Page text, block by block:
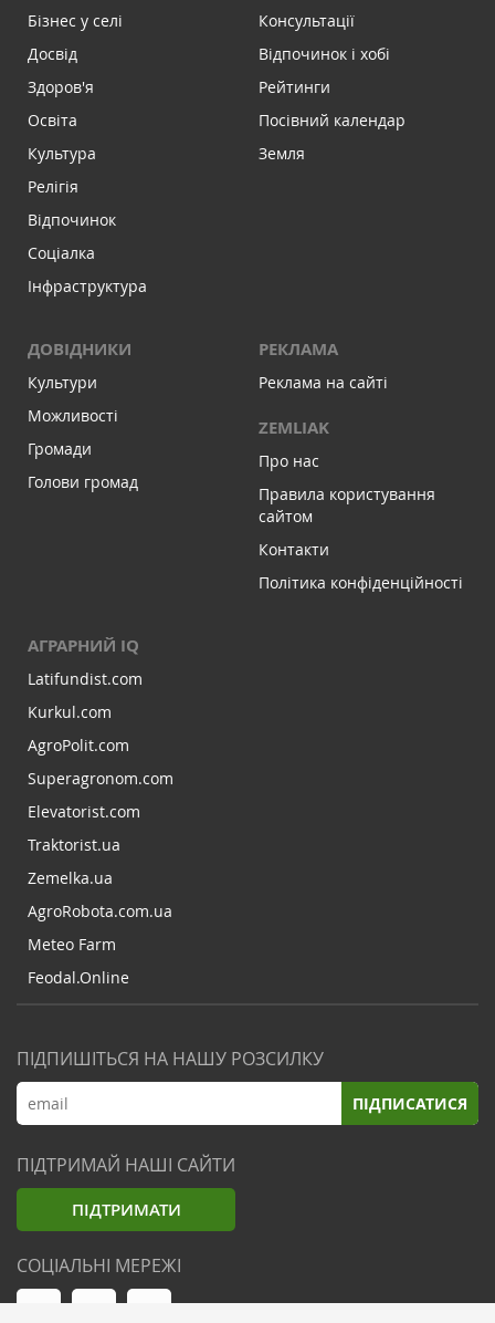
Бізнес у селі
Досвід
Здоров'я
Освіта
Культура
Релігія
Відпочинок
Соціалка
Інфраструктура
Консультації
Відпочинок і хобі
Рейтинги
Посівний календар
Земля
ДОВІДНИКИ
Культури
Можливості
Громади
Голови громад
РЕКЛАМА
Реклама на сайті
ZEMLIAK
Про нас
Правила користування
сайтом
Контакти
Політика конфіденційності
АГРАРНИЙ IQ
Latifundist.com
Kurkul.com
AgroPolit.com
Superagronom.com
Elevatorist.com
Traktorist.ua
Zemelka.ua
AgroRobota.com.ua
Meteo Farm
Feodal.Online
ПІДПИШІТЬСЯ НА НАШУ РОЗСИЛКУ
ПІДПИСАТИСЯ
ПІДТРИМАЙ НАШІ САЙТИ
ПІДТРИМАТИ
СОЦІАЛЬНІ МЕРЕЖІ